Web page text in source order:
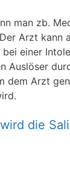
man zb.
Arzt
einer
Auslöser
dem Arzt
die